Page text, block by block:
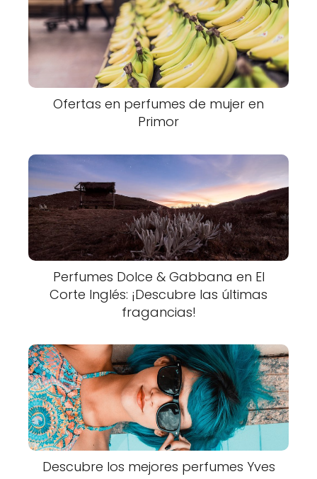
Ofertas en perfumes de mujer en
Primor
Perfumes Dolce & Gabbana en El
Corte Inglés: ¡Descubre las últimas
fragancias!
Descubre los mejores perfumes Yves